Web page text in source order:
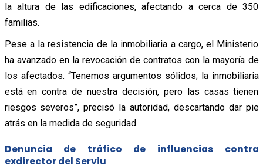
la altura de las edificaciones, afectando a cerca de 350
familias.
Pese a la resistencia de la inmobiliaria a cargo, el Ministerio
ha avanzado en la revocación de contratos con la mayoría de
los afectados. “Tenemos argumentos sólidos; la inmobiliaria
está en contra de nuestra decisión, pero las casas tienen
riesgos severos”, precisó la autoridad, descartando dar pie
atrás en la medida de seguridad.
Denuncia de tráfico de influencias contra
exdirector del Serviu